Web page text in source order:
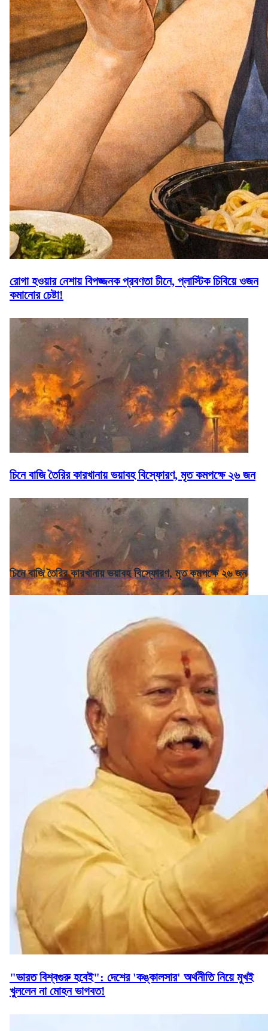
রোগা হওয়ার নেশায় বিপজ্জনক প্রবণতা চীনে, প্লাস্টিক চিবিয়ে ওজন
কমানোর চেষ্টা!
চিনে বাজি তৈরির কারখানায় ভয়াবহ বিস্ফোরণ, মৃত কমপক্ষে ২৬ জন
চিনে বাজি তৈরির কারখানায় ভয়াবহ বিস্ফোরণ, মৃত কমপক্ষে ২৬ জন
"ভারত বিশ্বগুরু হবেই": দেশের 'কঙ্কালসার' অর্থনীতি নিয়ে মুখই
খুললেন না মোহন ভাগবত!